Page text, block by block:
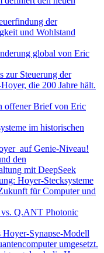
der
und Wohlstand
global von Eric
zur Steuerung der
die 200 Jahre hält.
offener Brief von Eric
im historischen
auf Genie-Niveau!
den
mit DeepSeek
Hoyer-Stecksysteme
für Computer und
Q.ANT Photonic
Synapse-Modell
umgesetzt.